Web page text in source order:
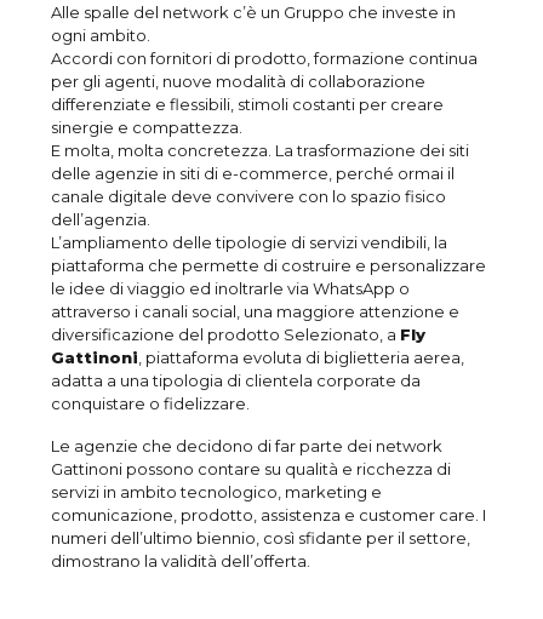
Alle spalle del network c’è un Gruppo che investe in
ogni ambito.
Accordi con fornitori di prodotto, formazione continua
per gli agenti, nuove modalità di collaborazione
differenziate e flessibili, stimoli costanti per creare
sinergie e compattezza.
E molta, molta concretezza. La trasformazione dei siti
delle agenzie in siti di e-commerce, perché ormai il
canale digitale deve convivere con lo spazio fisico
dell’agenzia.
L’ampliamento delle tipologie di servizi vendibili, la
piattaforma che permette di costruire e personalizzare
le idee di viaggio ed inoltrarle via WhatsApp o
attraverso i canali social, una maggiore attenzione e
diversificazione del prodotto Selezionato, a Fly
Gattinoni , piattaforma evoluta di biglietteria aerea,
adatta a una tipologia di clientela corporate da
conquistare o fidelizzare.
Le agenzie che decidono di far parte dei network
Gattinoni possono contare su qualità e ricchezza di
servizi in ambito tecnologico, marketing e
comunicazione, prodotto, assistenza e customer care. I
numeri dell’ultimo biennio, così sfidante per il settore,
dimostrano la validità dell’offerta.